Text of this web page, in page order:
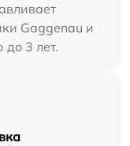
Gaggenau и
до 3 лет.